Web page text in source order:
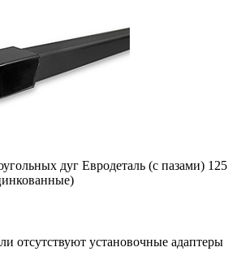
дуг Евродеталь (с пазами) 125
отсутствуют установочные адаптеры